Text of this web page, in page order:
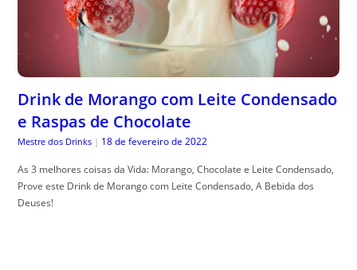
Drink de Morango com Leite Condensado
e Raspas de Chocolate
Mestre dos Drinks | 18 de fevereiro de 2022
As 3 melhores coisas da Vida: Morango, Chocolate e Leite Condensado,
Prove este Drink de Morango com Leite Condensado, A Bebida dos
Deuses!